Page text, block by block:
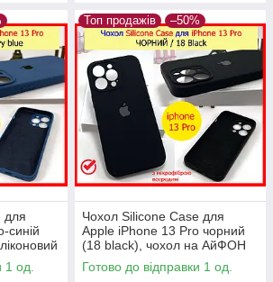
для
синій
синій
1 од.
Топ продажів –50%
Чохол Silicone Case для
Apple iPhone 13 Pro чорний
(18 black), чохол на АйФОН
13 ПРО чорний із захистом
камерою
Готово до відправки 1 од.